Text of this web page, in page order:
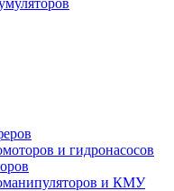
и гидронасосов
и КМУ